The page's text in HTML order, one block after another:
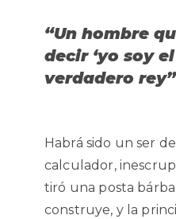
“Un hombre
decir ‘yo soy
verdadero rey”
Habrá sido un ser
calculador,
tiró una posta
construye, y la